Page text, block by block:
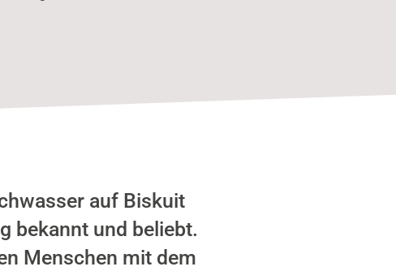
auf Biskuit
bekannt und beliebt.
Menschen mit dem